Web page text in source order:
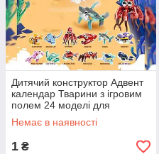
Дитячий конструктор Адвент
календар Тварини з ігровим
полем 24 моделі для
складання великої фігурки
Слон акула
Немає в наявності
1 ₴